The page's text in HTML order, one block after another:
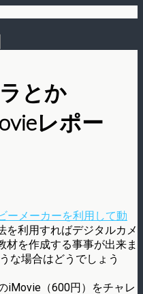
とか
レポー
ーメーカーを利用して動
を利用すればデジタルカメ
材を作成する事事が出来ま
な場合はどうでしょう
iMovie（600円）をチャレ